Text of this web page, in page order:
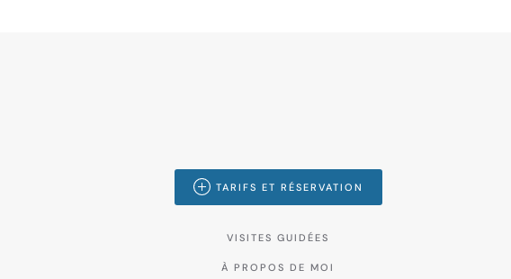
TARIFS ET RÉSERVATION
VISITES GUIDÉES
À PROPOS DE MOI